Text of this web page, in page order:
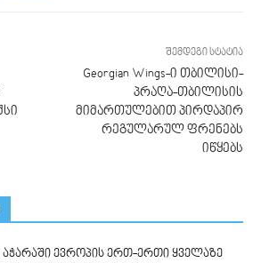
შემდეგი სტატია
Georgian Wings-ი თბილისი-
პრაღა-თბილისის
მიმართულებით პირდაპირ
რეგულარულ ფრენებს
იწყებს
აჭარაში ევროპის ერთ-ერთი ყველაზე